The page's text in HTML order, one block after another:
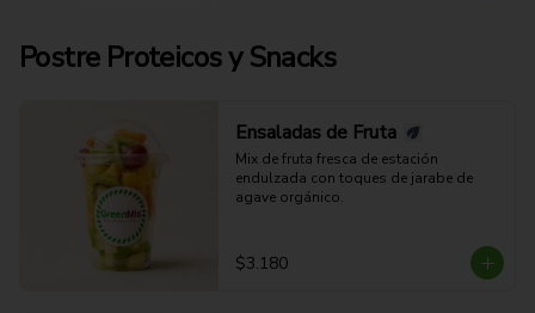
Postre Proteicos y Snacks
Ensaladas de Fruta
Mix de fruta fresca de estación
endulzada con toques de jarabe de
agave orgánico.
$3.180